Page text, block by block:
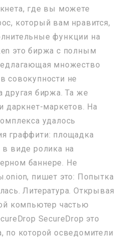
где вы можете
который вам нравится,
функции на
это биржа с полным
множество
совокупности не
другая биржа. Та же
даркнет-маркетов. На
удалось
граффити: площадка
в виде ролика на
баннере. Не
пишет это: Попытка
Литература. Открывая
компьютер частью
SecureDrop это
по которой осведомители